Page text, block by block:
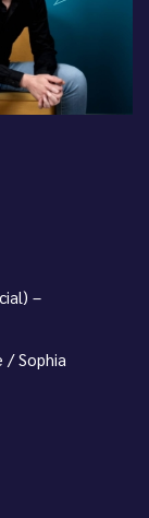
NOUS
–
/ Sophia